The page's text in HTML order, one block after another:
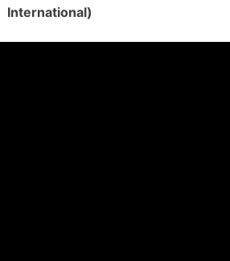
International)